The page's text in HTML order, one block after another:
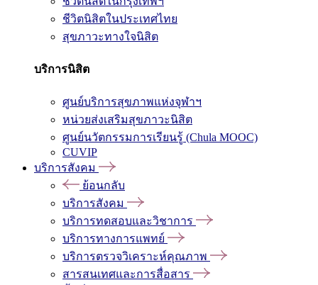
ชีวิตนิสิตในประเทศไทย
สุขภาวะทางใจนิสิต
บริการนิสิต
ศูนย์บริการสุขภาพแห่งจุฬาฯ
หน่วยส่งเสริมสุขภาวะนิสิต
ศูนย์นวัตกรรมการเรียนรู้ (Chula MOOC)
CUVIP
บริการสังคม
ย้อนกลับ
บริการสังคม
บริการทดสอบและวิชาการ
บริการทางการแพทย์
บริการตรวจวิเคราะห์คุณภาพ
สารสนเทศและการสื่อสาร